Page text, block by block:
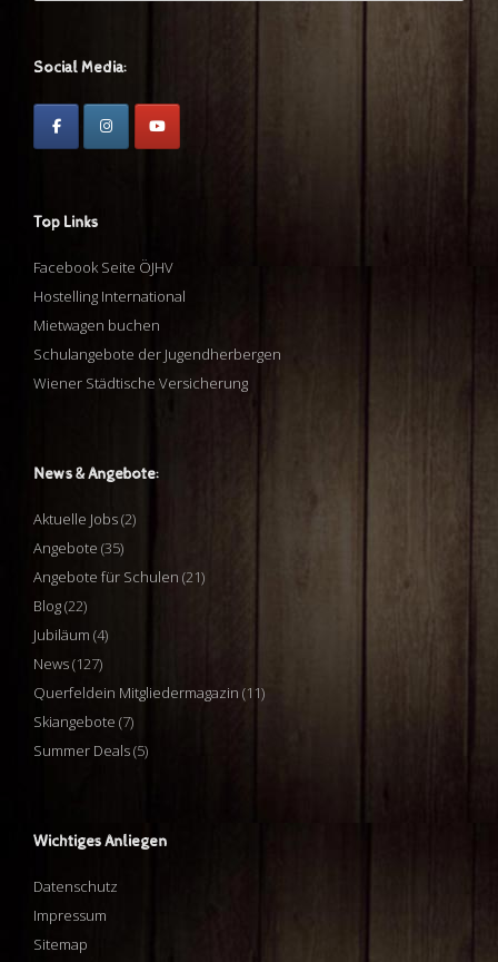
Social Media:
Top Links
Facebook Seite ÖJHV
Hostelling International
Mietwagen buchen
Schulangebote der Jugendherbergen
Wiener Städtische Versicherung
News & Angebote:
Aktuelle Jobs(2)
Angebote (35)
Angebote für Schulen (21)
Blog(22)
Jubiläum (4)
News(127)
Querfeldein Mitgliedermagazin (11)
Skiangebote (7)
Summer Deals(5)
Wichtiges Anliegen
Datenschutz
Impressum
Sitemap